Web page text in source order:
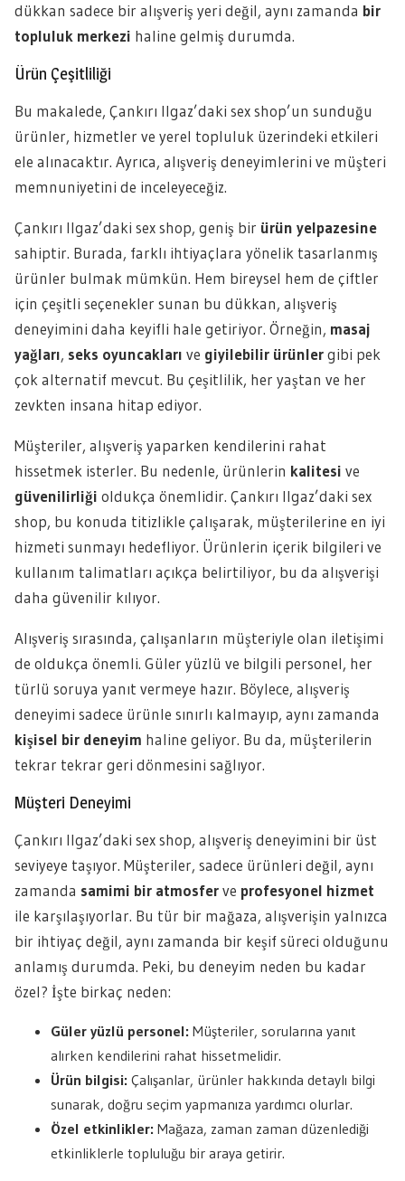
dükkan sadece bir alışveriş yeri değil, aynı zamanda bir
topluluk merkezi haline gelmiş durumda.
Ürün Çeşitliliği
Bu makalede, Çankırı Ilgaz’daki sex shop’un sunduğu
ürünler, hizmetler ve yerel topluluk üzerindeki etkileri
ele alınacaktır. Ayrıca, alışveriş deneyimlerini ve müşteri
memnuniyetini de inceleyeceğiz.
Çankırı Ilgaz’daki sex shop, geniş bir ürün yelpazesine
sahiptir. Burada, farklı ihtiyaçlara yönelik tasarlanmış
ürünler bulmak mümkün. Hem bireysel hem de çiftler
için çeşitli seçenekler sunan bu dükkan, alışveriş
deneyimini daha keyifli hale getiriyor. Örneğin, masaj
yağları, seks oyuncakları ve giyilebilir ürünlergibi pek
çok alternatif mevcut. Bu çeşitlilik, her yaştan ve her
zevkten insana hitap ediyor.
Müşteriler, alışveriş yaparken kendilerini rahat
hissetmek isterler. Bu nedenle, ürünlerin kalitesi ve
güvenilirliği oldukça önemlidir. Çankırı Ilgaz’daki sex
shop, bu konuda titizlikle çalışarak, müşterilerine en iyi
hizmeti sunmayı hedefliyor. Ürünlerin içerik bilgileri ve
kullanım talimatları açıkça belirtiliyor, bu da alışverişi
daha güvenilir kılıyor.
Alışveriş sırasında, çalışanların müşteriyle olan iletişimi
de oldukça önemli. Güler yüzlü ve bilgili personel, her
türlü soruya yanıt vermeye hazır. Böylece, alışveriş
deneyimi sadece ürünle sınırlı kalmayıp, aynı zamanda
kişisel bir deneyim haline geliyor. Bu da, müşterilerin
tekrar tekrar geri dönmesini sağlıyor.
Müşteri Deneyimi
Çankırı Ilgaz’daki sex shop, alışveriş deneyimini bir üst
seviyeye taşıyor. Müşteriler, sadece ürünleri değil, aynı
zamanda samimi bir atmosferve profesyonel hizmet
ile karşılaşıyorlar. Bu tür bir mağaza, alışverişin yalnızca
bir ihtiyaç değil, aynı zamanda bir keşif süreci olduğunu
anlamış durumda. Peki, bu deneyim neden bu kadar
özel? İşte birkaç neden:
Güler yüzlü personel: Müşteriler, sorularına yanıt
alırken kendilerini rahat hissetmelidir.
Ürün bilgisi: Çalışanlar, ürünler hakkında detaylı bilgi
sunarak, doğru seçim yapmanıza yardımcı olurlar.
Özel etkinlikler: Mağaza, zaman zaman düzenlediği
etkinliklerle topluluğu bir araya getirir.